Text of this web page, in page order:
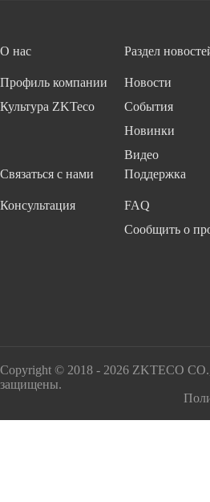
О нас
Профиль компании
Культура ZKTeco
Раздел
Новости
События
Новинки
Видео
Связаться с нами
Консультация
Поддержка
FAQ
Сообщить о
Copyright © 2018 - 2026 ZKTECO
защищены.